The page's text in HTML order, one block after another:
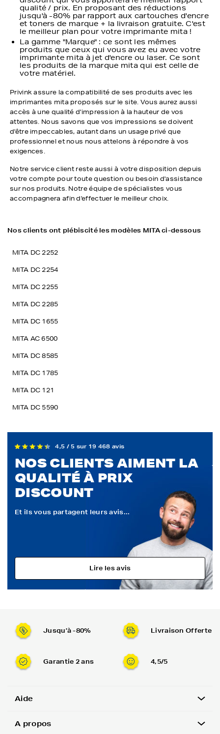
qualité / prix. En proposant des réductions
jusqu'à -80% par rapport aux cartouches d'encre
et toners de marque + la livraison gratuite. C'est
le meilleur plan pour votre imprimante mita !
La gamme "Marque" : ce sont les mêmes
produits que ceux qui vous avez eu avec votre
imprimante mita à jet d'encre ou laser. Ce sont
les produits de la marque mita qui est celle de
votre matériel.
Privink assure la compatibilité de ses produits avec les
imprimantes mita proposés sur le site. Vous aurez aussi
accès à une qualité d'impression à la hauteur de vos
attentes. Nous savons que vos impressions se doivent
d'être impeccables, autant dans un usage privé que
professionnel et nous nous attelons à répondre à vos
exigences.
Notre service client reste aussi à votre disposition depuis
votre compte pour toute question ou besoin d'assistance
sur nos produits. Notre équipe de spécialistes vous
accompagnera afin d'effectuer le meilleur choix.
Nos clients ont plébiscité les modèles MITA ci-dessous
MITA DC 2252
MITA DC 2254
MITA DC 2255
MITA DC 2285
MITA DC 1655
MITA AC 6500
MITA DC 8585
MITA DC 1785
MITA DC 121
MITA DC 5590
4,5 / 5 sur 19 468 avis
NOS CLIENTS AIMENT LA
QUALITÉ À PRIX
DISCOUNT
Et ils vous partagent leurs avis...
Lire les avis
Jusqu’à -80% Livraison Offerte
Garantie 2 ans 4,5/5
Aide
A propos